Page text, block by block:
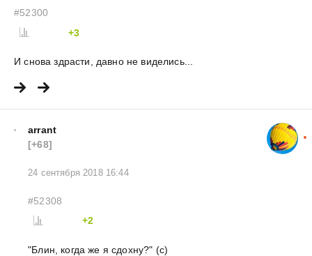
#52300
+3
И снова здрасти, давно не виделись...
arrant
[+68]
24 сентября 2018 16:44
#52308
+2
"Блин, когда же я сдохну?" (с)